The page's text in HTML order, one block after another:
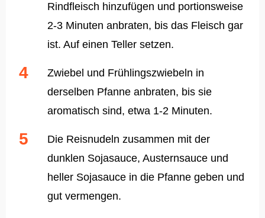
Rindfleisch hinzufügen und portionsweise
2-3 Minuten anbraten, bis das Fleisch gar
ist. Auf einen Teller setzen.
Zwiebel und Frühlingszwiebeln in
derselben Pfanne anbraten, bis sie
aromatisch sind, etwa 1-2 Minuten.
Die Reisnudeln zusammen mit der
dunklen Sojasauce, Austernsauce und
heller Sojasauce in die Pfanne geben und
gut vermengen.